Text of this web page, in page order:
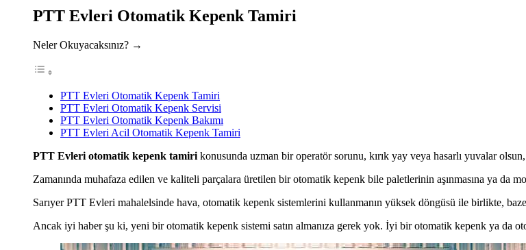
PTT Evleri Otomatik Kepenk Tamiri
Neler Okuyacaksınız? →
PTT Evleri Otomatik Kepenk Tamiri
PTT Evleri Otomatik Kepenk Servisi
PTT Evleri Otomatik Kepenk Bakımı
PTT Evleri Acil Otomatik Kepenk Tamiri
PTT Evleri otomatik kepenk tamiri konusunda uzman bir operatör sorunu, kırık yay veya hasarlı yuvalar
Zamanında muhafaza edilen ve kaliteli parçalara üretilen bir otomatik kepenk bile paletlerinin aşınmasına ya da
Sarıyer PTT Evleri mahalelsinde hava, otomatik kepenk sistemlerini kullanmanın yüksek döngüsü ile birlikte,
Ancak iyi haber şu ki, yeni bir otomatik kepenk sistemi satın almanıza gerek yok. İyi bir otomatik kepenk ya da